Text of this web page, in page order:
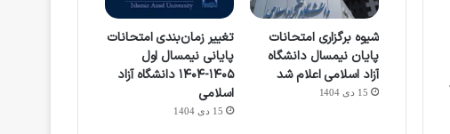
شیوه برگزاری امتحانات
پایان نیمسال دانشگاه
آزاد اسلامی اعلام شد
15 دی 1404
تغییر زمان‌بندی امتحانات
پایانی نیمسال اول
۱۴۰۵-۱۴۰۴ دانشگاه آزاد
اسلامی
15 دی 1404